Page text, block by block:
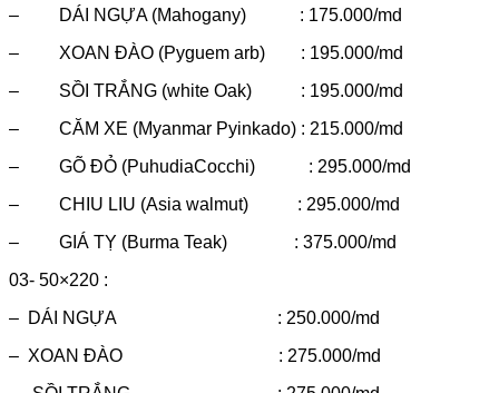
– DÁI NGỰA (Mahogany) : 175.000/md
– XOAN ĐÀO (Pyguem arb) : 195.000/md
– SỒI TRẮNG (white Oak) : 195.000/md
– CĂM XE (Myanmar Pyinkado) : 215.000/md
– GÕ ĐỎ (PuhudiaCocchi) : 295.000/md
– CHIU LIU (Asia walmut) : 295.000/md
– GIÁ TỴ (Burma Teak) : 375.000/md
03- 50×220 :
– DÁI NGỰA : 250.000/md
– XOAN ĐÀO : 275.000/md